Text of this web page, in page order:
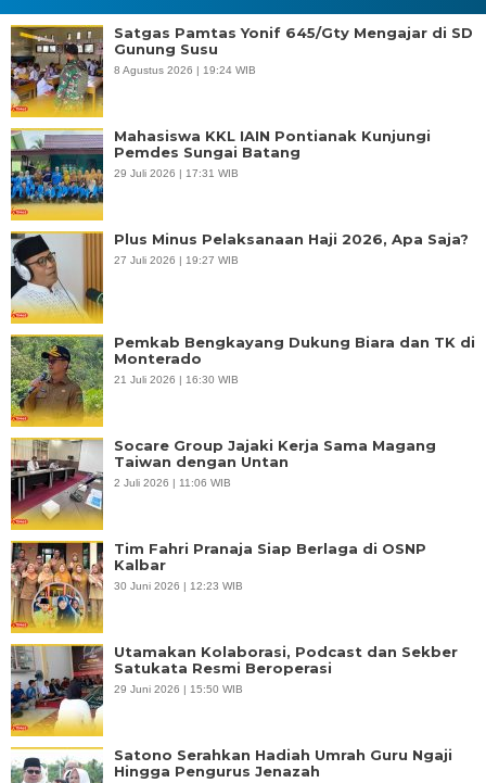
Satgas Pamtas Yonif 645/Gty Mengajar di SD
Gunung Susu
8 Agustus 2026 | 19:24 WIB
Mahasiswa KKL IAIN Pontianak Kunjungi
Pemdes Sungai Batang
29 Juli 2026 | 17:31 WIB
Plus Minus Pelaksanaan Haji 2026, Apa Saja?
27 Juli 2026 | 19:27 WIB
Pemkab Bengkayang Dukung Biara dan TK di
Monterado
21 Juli 2026 | 16:30 WIB
Socare Group Jajaki Kerja Sama Magang
Taiwan dengan Untan
2 Juli 2026 | 11:06 WIB
Tim Fahri Pranaja Siap Berlaga di OSNP
Kalbar
30 Juni 2026 | 12:23 WIB
Utamakan Kolaborasi, Podcast dan Sekber
Satukata Resmi Beroperasi
29 Juni 2026 | 15:50 WIB
Satono Serahkan Hadiah Umrah Guru Ngaji
Hingga Pengurus Jenazah